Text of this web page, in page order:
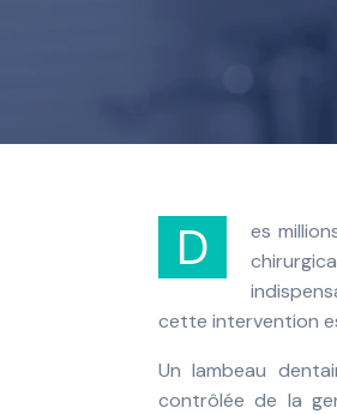
Des millions de personnes bénéficient chaque année de soins dentaires incluant une intervention
cette intervention
Un lambeau
contrôlée de la